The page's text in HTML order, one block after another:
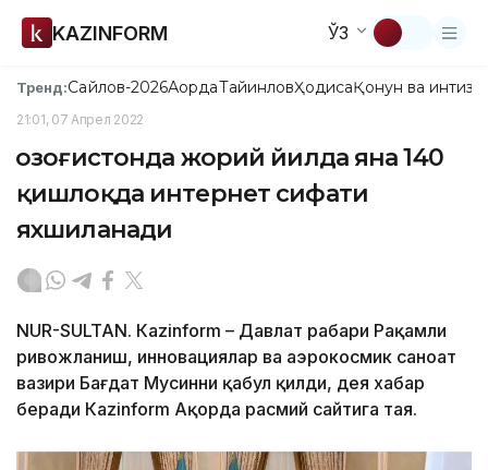
KAZINFORM ЎЗ
Тренд:Сайлов-2026АқордаТайинловҲодисаҚонун ва
21:01, 07 Апрел 2022
Қозоғистонда жорий йилда яна 140
қишлоқда интернет сифати
яхшиланади
NUR-SULTAN. Кazinform – Давлат раҳбари Рақамли
ривожланиш, инновациялар ва аэрокосмик саноат
вазири Бағдат Мусинни қабул қилди, дея хабар
беради Кazinform Ақорда расмий сайтига тая.